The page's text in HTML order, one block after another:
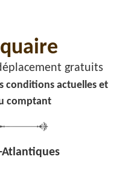
gratuits
conditions actuelles et
comptant
Atlantiques